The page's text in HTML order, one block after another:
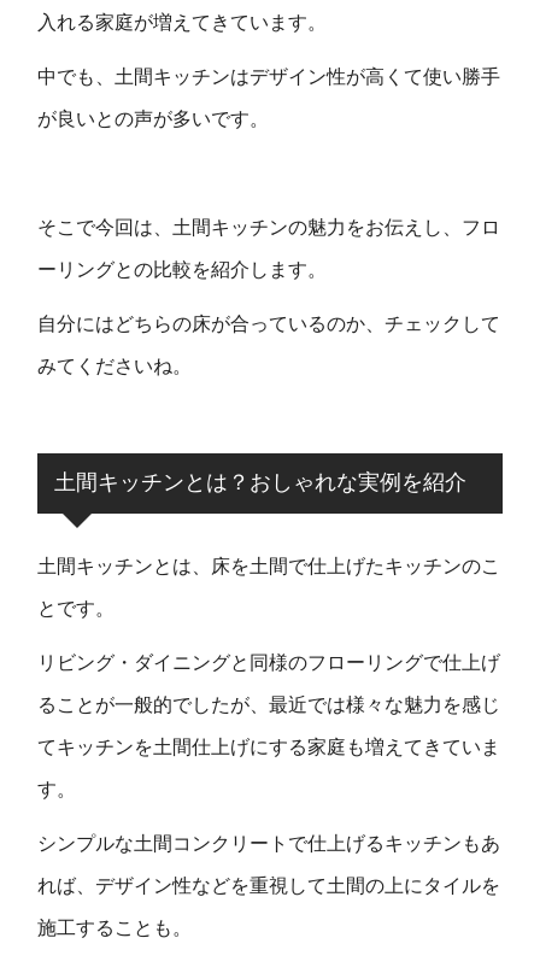
入れる家庭が増えてきています。
中でも、土間キッチンはデザイン性が高くて使い勝手
が良いとの声が多いです。
そこで今回は、土間キッチンの魅力をお伝えし、フロ
ーリングとの比較を紹介します。
自分にはどちらの床が合っているのか、チェックして
みてくださいね。
土間キッチンとは？おしゃれな実例を紹介
土間キッチンとは、床を土間で仕上げたキッチンのこ
とです。
リビング・ダイニングと同様のフローリングで仕上げ
ることが一般的でしたが、最近では様々な魅力を感じ
てキッチンを土間仕上げにする家庭も増えてきていま
す。
シンプルな土間コンクリートで仕上げるキッチンもあ
れば、デザイン性などを重視して土間の上にタイルを
施工することも。